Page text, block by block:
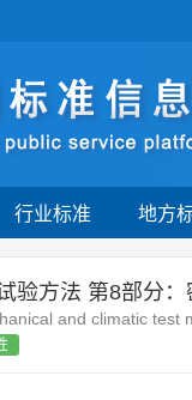
行业标准 地方
验方法 第8部分：
and climatic test